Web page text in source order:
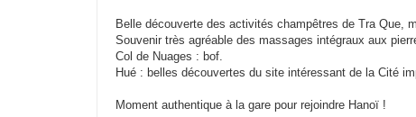
Belle découverte des activités champêtres de Tra Que,
Souvenir très agréable des massages intégraux aux
Col de Nuages : bof.
Hué : belles découvertes du site intéressant de la Cité
Moment authentique à la gare pour rejoindre Hanoï !